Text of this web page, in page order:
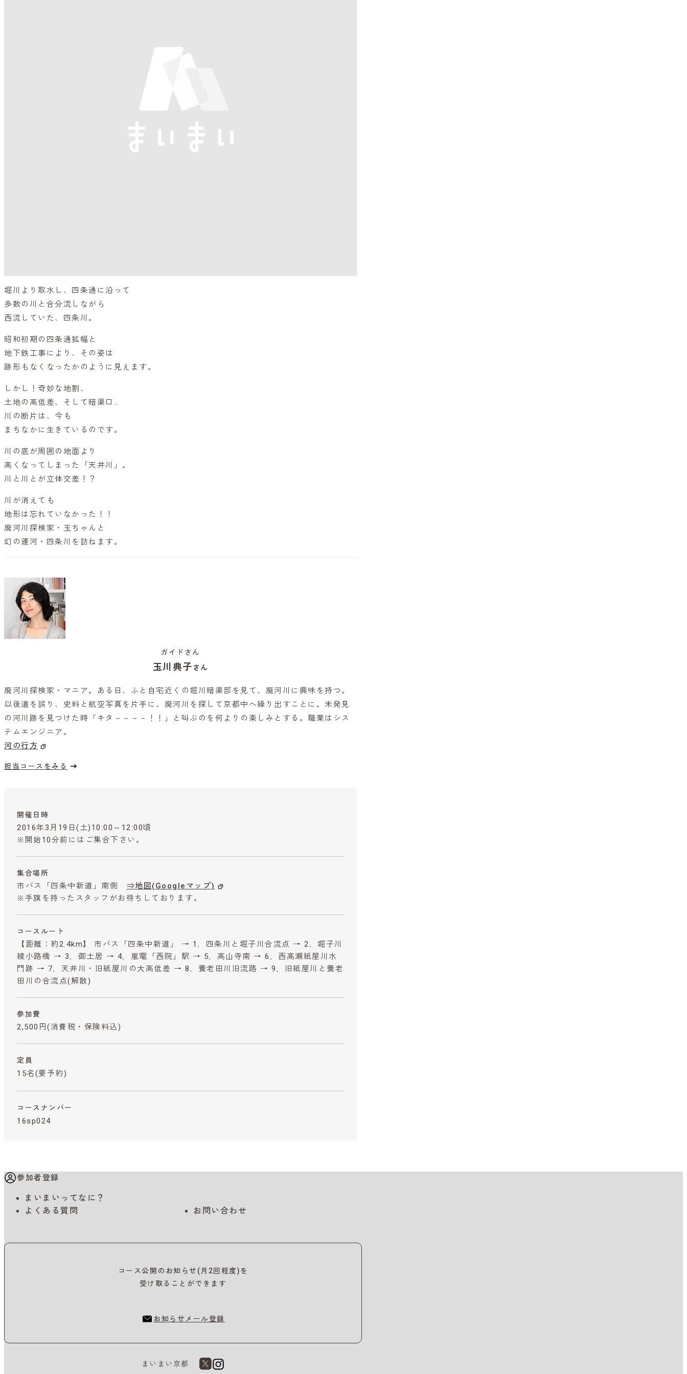
堀川より取水し、四条通に沿って
多数の川と合分流しながら
西流していた、四条川。
昭和初期の四条通拡幅と
地下鉄工事により、その姿は
跡形もなくなったかのように見えます。
しかし！奇妙な地割、
土地の高低差、そして暗渠口…
川の断片は、今も
まちなかに生きているのです。
川の底が周囲の地面より
高くなってしまった「天井川」。
川と川とが立体交差！？
川が消えても
地形は忘れていなかった！！
廃河川探検家・玉ちゃんと
幻の運河・四条川を訪ねます。
ガイドさん
玉川典子さん
廃河川探検家・マニア。ある日、ふと自宅近くの堀川暗渠部を見て、廃河川に興味を持つ。
以後道を誤り、史料と航空写真を片手に、廃河川を探して京都中へ繰り出すことに。未発見
の河川跡を見つけた時「キタ－－－－！！」と叫ぶのを何よりの楽しみとする。職業はシス
テムエンジニア。
河の行方
担当コースをみる
開催日時
2016年3月19日(土)10:00～12:00頃
※開始10分前にはご集合下さい。
集合場所
市バス「四条中新道」南側 ⇒地図(Googleマップ)
※手旗を持ったスタッフがお待ちしております。
コースルート
【距離：約2.4km】 市バス「四条中新道」 → 1．四条川と堀子川合流点 → 2．堀子川
綾小路橋 → 3．御土居 → 4．嵐電「西院」駅 → 5．高山寺南 → 6．西高瀬紙屋川水
門跡 → 7．天井川・旧紙屋川の大高低差 → 8．養老田川旧流路 → 9．旧紙屋川と養老
田川の合流点(解散)
参加費
2,500円 (消費税・保険料込)
定員
15名(要予約)
コースナンバー
16sp024
参加者登録
まいまいってなに？
よくある質問
お問い合わせ
コース公開のお知らせ(月2回程度)を
受け取ることができます
お知らせメール登録
まいまい京都